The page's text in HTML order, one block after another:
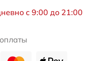
с 9:00 до 21:00